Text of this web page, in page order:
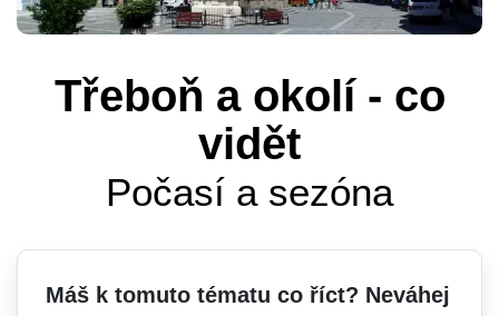
Třeboň a okolí - co
vidět
Počasí a sezóna
Máš k tomuto tématu co říct? Neváhej